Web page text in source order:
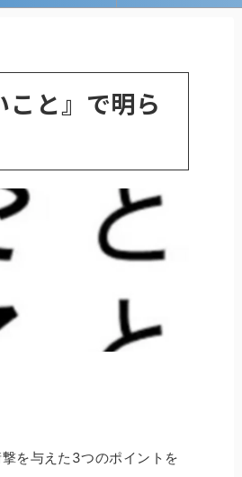
こと』で明ら
を与えた3つのポイントを